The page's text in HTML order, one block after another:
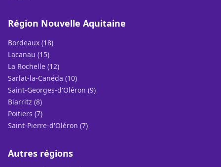
Région Nouvelle Aquitaine
Bordeaux (18)
Lacanau (15)
La Rochelle (12)
Sarlat-la-Canéda (10)
Saint-Georges-d'Oléron (9)
Biarritz (8)
Poitiers (7)
Saint-Pierre-d'Oléron (7)
Autres régions